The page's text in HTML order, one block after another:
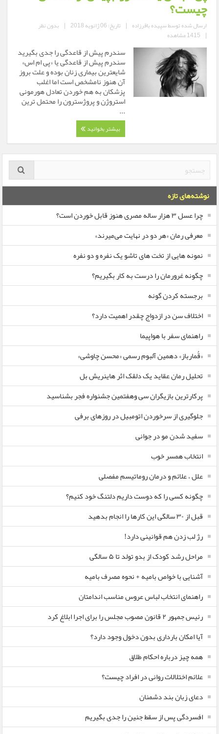
چیست؟
ارسال شده توسطسپیده باقرزاده | تاریخ: 06 ژانویه 2018 | بدون نظر
| 1415 مشاهده
سندرم پیش از قاعدگی را جدی بگیرید
سندرم پیش از قاعدگی یا «پی ام اس»
شایعترین بیماری زنان بوده و علت بروز
آن هنوز نامشخص است اما اغلب
پزشكان به هم خوردن تعادل هورمونی
استروژن و پروژسترون را محتمل ترین
...
بیشتر بخوانید
نوشته‌های تازه
چرا عسل ۳ هزار ساله‌ مصری هنوز قابل خوردن است؟
معرفی رمان «هر دو در نهایت می‌میرند»
نمونه هایی از تخت های تاشو یک نفره و دو نفره
چگونه غرورمان را درست به کار بگیریم؟
برجسته کردن گونه
اختلاف سن در ازدواج چقدر اهمیت دارد؟
راهنمای سفر با هواپیما
«قُمارباز» دهمین آلبوم رسمی «محسن چاوشی»
تحلیل رمان عقاید یک دلقک اثر هاینریش بل
پرکارترین بازیگران سی وهفتمین جشنواره فجر بشناسید
جلوگیری از سرخوردن اتومبیل در روزهای برفی
سفید شدن مو در جوانی
انتخاب همسر خوب
علل ، علائم و درمان روماتیسم مفصلی
چگونه کسی را که دوست داریم دلتنگ خود کنیم؟
قبل از ۳۰ سالگی این کارها را انجام بدهید
رژ لب زدن هم قوانینی دارد!
مراحل رشد کودک از بدو تولد تا ۵ سالگی
آشنایی با خواص بامیه + نحوه مصرف بامیه
راهنمای انتخاب لباس عروس مناسب اندامتان
رئیس جمهور ۲ قانون مصوب مجلس را برای اجرا ابلاغ کرد
آیا امکان بارداری بدون دخول وجود دارد؟
همه چیز درباره احکام طلاق
علائم اختلالات روانی در افراد چیست؟
دعای زبان بند دشمنان
افسردگی پس از سقط جنین را جدی بگیریم